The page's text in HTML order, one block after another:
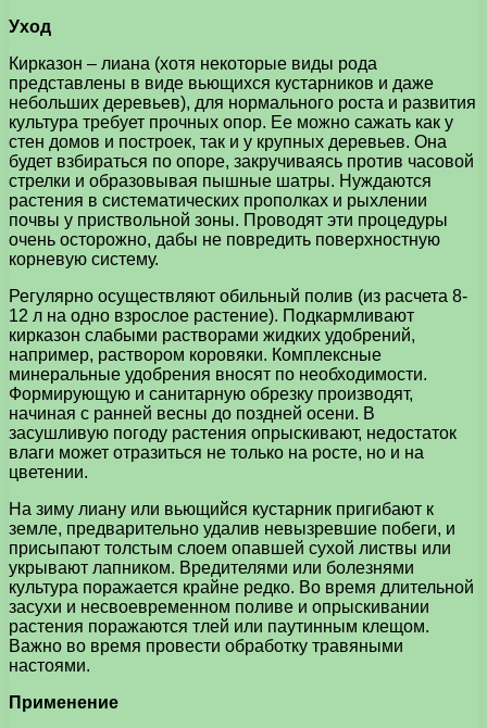
Уход
Кирказон – лиана (хотя некоторые виды рода
представлены в виде вьющихся кустарников и даже
небольших деревьев), для нормального роста и развития
культура требует прочных опор. Ее можно сажать как у
стен домов и построек, так и у крупных деревьев. Она
будет взбираться по опоре, закручиваясь против часовой
стрелки и образовывая пышные шатры. Нуждаются
растения в систематических прополках и рыхлении
почвы у приствольной зоны. Проводят эти процедуры
очень осторожно, дабы не повредить поверхностную
корневую систему.
Регулярно осуществляют обильный полив (из расчета 8-
12 л на одно взрослое растение). Подкармливают
кирказон слабыми растворами жидких удобрений,
например, раствором коровяки. Комплексные
минеральные удобрения вносят по необходимости.
Формирующую и санитарную обрезку производят,
начиная с ранней весны до поздней осени. В
засушливую погоду растения опрыскивают, недостаток
влаги может отразиться не только на росте, но и на
цветении.
На зиму лиану или вьющийся кустарник пригибают к
земле, предварительно удалив невызревшие побеги, и
присыпают толстым слоем опавшей сухой листвы или
укрывают лапником. Вредителями или болезнями
культура поражается крайне редко. Во время длительной
засухи и несвоевременном поливе и опрыскивании
растения поражаются тлей или паутинным клещом.
Важно во время провести обработку травяными
настоями.
Применение